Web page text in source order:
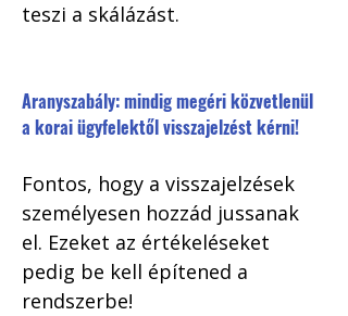
teszi a skálázást.
Aranyszabály: mindig megéri közvetlenül
a korai ügyfelektől visszajelzést kérni!
Fontos, hogy a visszajelzések
személyesen hozzád jussanak
el. Ezeket az értékeléseket
pedig be kell építened a
rendszerbe!